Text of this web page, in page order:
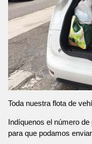
Toda nuestra flota de
Indíquenos el número
para que podamos